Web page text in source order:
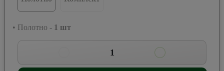
• Полотно - 1 шт
1